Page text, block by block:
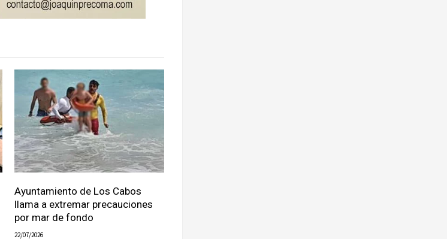
Ayuntamiento de Los Cabos
llama a extremar precauciones
por mar de fondo
22/07/2026